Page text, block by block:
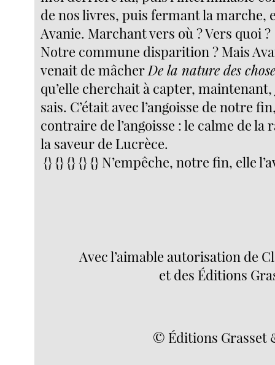
de nos livres, puis fermant la marche,
Avanie. Marchant vers où ? Vers quoi ?
Notre commune disparition ? Mais
venait de mâcher De la nature des
qu’elle cherchait à capter, maintenant,
sais. C’était avec l’angoisse de notre
contraire de l’angoisse : le calme de la
la saveur de Lucrèce.
{} {} {} {} {} N’empêche, notre fin, elle
Avec l’aimable autorisation de
et des Éditions
© Éditions Grasset